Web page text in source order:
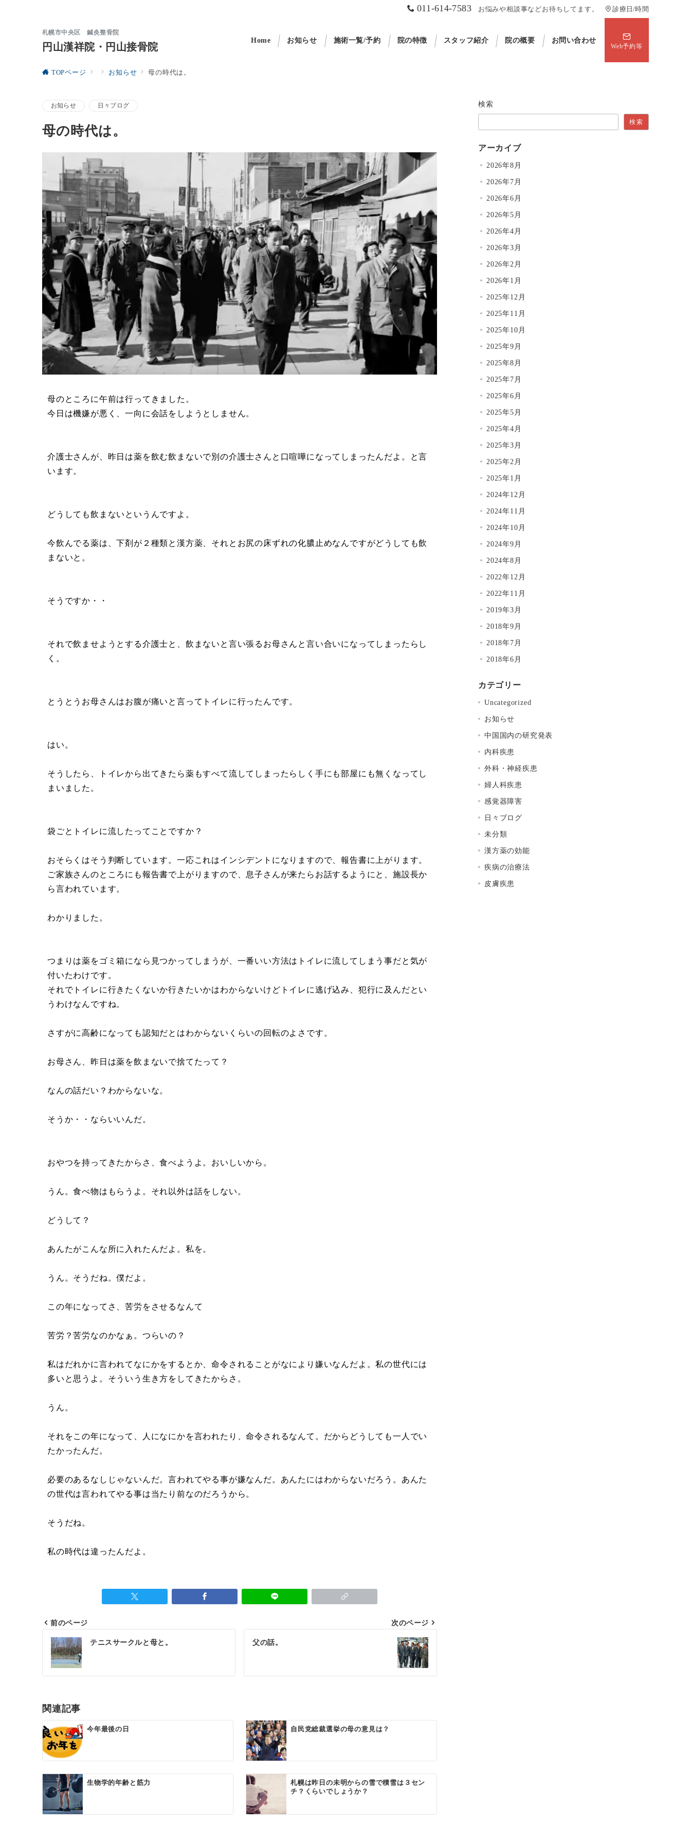
011-614-7583 お悩みや相談事などお待ちしてます。 診療日/時間
札幌市中央区 鍼灸整骨院
円山漢祥院・円山接骨院
Home お知らせ 施術一覧/予約 院の特徴 スタッフ紹介 院の概要 お問い合わせ
Web予約等
TOPページ お知らせ 母の時代は。
お知らせ 日々ブログ
母の時代は。
母のところに午前は行ってきました。
今日は機嫌が悪く、一向に会話をしようとしません。
介護士さんが、昨日は薬を飲む飲まないで別の介護士さんと口喧嘩になってしまったんだよ。と言
います。
どうしても飲まないというんですよ。
今飲んでる薬は、下剤が２種類と漢方薬、それとお尻の床ずれの化膿止めなんですがどうしても飲
まないと。
そうですか・・
それで飲ませようとする介護士と、飲まないと言い張るお母さんと言い合いになってしまったらし
く。
とうとうお母さんはお腹が痛いと言ってトイレに行ったんです。
はい。
そうしたら、トイレから出てきたら薬もすべて流してしまったらしく手にも部屋にも無くなってし
まいました。
袋ごとトイレに流したってことですか？
おそらくはそう判断しています。一応これはインシデントになりますので、報告書に上がります。
ご家族さんのところにも報告書で上がりますので、息子さんが来たらお話するようにと、施設長か
ら言われています。
わかりました。
つまりは薬をゴミ箱になら見つかってしまうが、一番いい方法はトイレに流してしまう事だと気が
付いたわけです。
それでトイレに行きたくないか行きたいかはわからないけどトイレに逃げ込み、犯行に及んだとい
うわけなんですね。
さすがに高齢になっても認知だとはわからないくらいの回転のよさです。
お母さん、昨日は薬を飲まないで捨てたって？
なんの話だい？わからないな。
そうか・・ならいいんだ。
おやつを持ってきたからさ、食べようよ。おいしいから。
うん。食べ物はもらうよ。それ以外は話をしない。
どうして？
あんたがこんな所に入れたんだよ。私を。
うん。そうだね。僕だよ。
この年になってさ、苦労をさせるなんて
苦労？苦労なのかなぁ。つらいの？
私はだれかに言われてなにかをするとか、命令されることがなにより嫌いなんだよ。私の世代には
多いと思うよ。そういう生き方をしてきたからさ。
うん。
それをこの年になって、人になにかを言われたり、命令されるなんて。だからどうしても一人でい
たかったんだ。
必要のあるなしじゃないんだ。言われてやる事が嫌なんだ。あんたにはわからないだろう。あんた
の世代は言われてやる事は当たり前なのだろうから。
そうだね。
私の時代は違ったんだよ。
前のページ
テニスサークルと母と。
次のページ
父の話。
関連記事
今年最後の日 自民党総裁選挙の母の意見は？
生物学的年齢と筋力
札幌は昨日の未明からの雪で積雪は３セン
チ？くらいでしょうか？
検索
検索
アーカイブ
2026年8月
2026年7月
2026年6月
2026年5月
2026年4月
2026年3月
2026年2月
2026年1月
2025年12月
2025年11月
2025年10月
2025年9月
2025年8月
2025年7月
2025年6月
2025年5月
2025年4月
2025年3月
2025年2月
2025年1月
2024年12月
2024年11月
2024年10月
2024年9月
2024年8月
2022年12月
2022年11月
2019年3月
2018年9月
2018年7月
2018年6月
カテゴリー
Uncategorized
お知らせ
中国国内の研究発表
内科疾患
外科・神経疾患
婦人科疾患
感覚器障害
日々ブログ
未分類
漢方薬の効能
疾病の治療法
皮膚疾患